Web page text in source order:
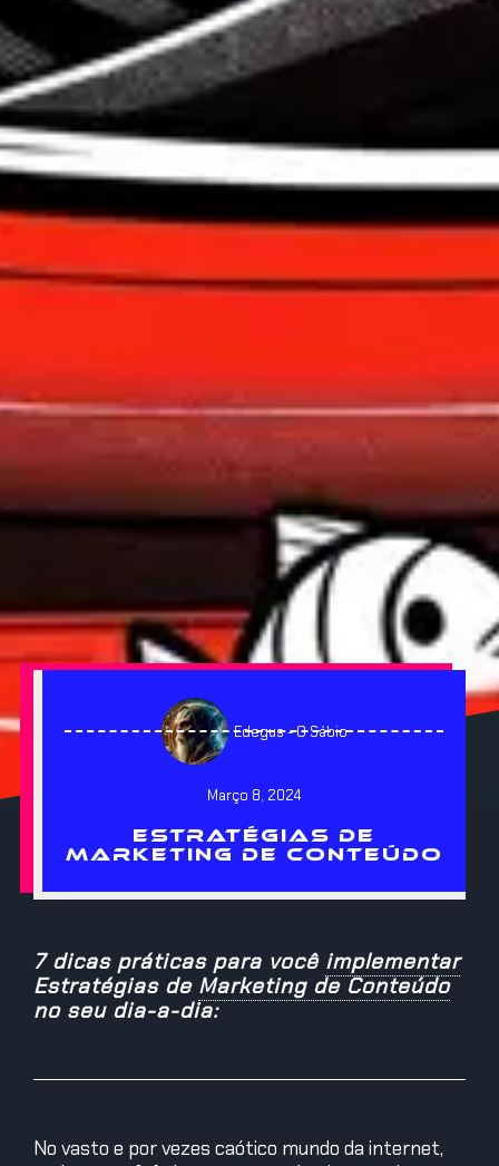
Edegus - O Sábio
Março 8, 2024
ESTRATÉGIAS DE
MARKETING DE CONTEÚDO
7 dicas práticas para você implementar
Estratégias de Marketing de Conteúdo
no seu dia-a-dia:
No vasto e por vezes caótico mundo da internet,